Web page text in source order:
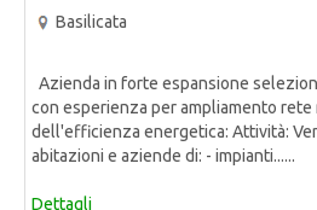
Basilicata
Azienda in forte espansione
con esperienza per ampliamento
dell'efficienza energetica: Attività:
abitazioni e aziende di: - impianti......
Dettagli